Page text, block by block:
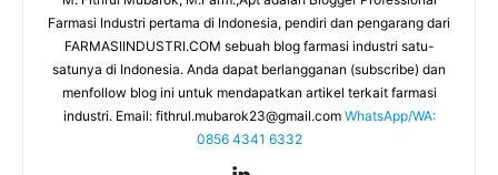
Farmasi Industri pertama di Indonesia, pendiri dan pengarang dari
FARMASIINDUSTRI.COM sebuah blog farmasi industri satu-
satunya di Indonesia. Anda dapat berlangganan (subscribe) dan
menfollow blog ini untuk mendapatkan artikel terkait farmasi
industri. Email: fithrul.mubarok23@gmail.com WhatsApp/WA:
0856 4341 6332